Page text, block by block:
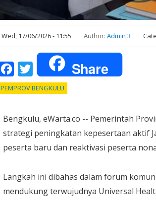
Wed, 17/06/2026 - 11:55 Author: Admin 3
WhatsAppFacebookTwitter Share
PEMPROV BENGKULU
Bengkulu, eWarta.co -- Pemerintah
strategi peningkatan kepesertaan aktif
peserta baru dan reaktivasi peserta
Langkah ini dibahas dalam forum
mendukung terwujudnya Universal